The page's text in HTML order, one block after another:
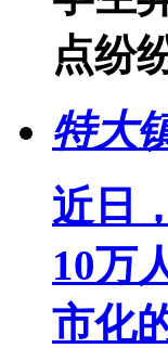
点纷
特大
近日
10万
市化